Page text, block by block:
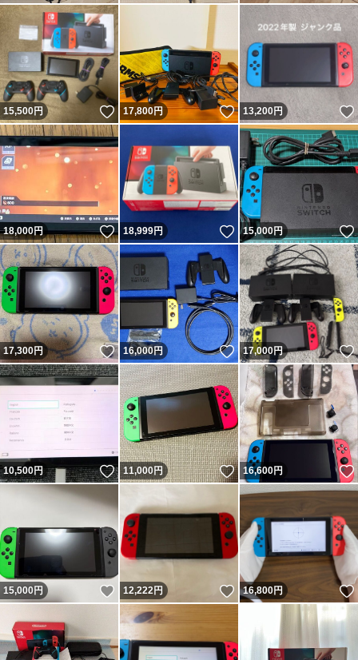
15,500円 いいね！
17,800円 いいね！
13,200円
18,000円 いいね！
18,999円 いいね！
15,000円
17,300円 いいね！
16,000円 いいね！
17,000円
10,500円 いいね！
11,000円 いいね！
16,600円
15,000円 いいね！
12,222円 いいね！
16,800円